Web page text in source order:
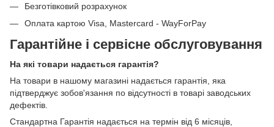
Безготівковий розрахунок
Оплата картою Visa, Mastercard - WayForPay
Гарантійне і сервісне обслуговування
На які товари надається гарантія?
На товари в нашому магазині надається гарантія, яка
підтверджує зобов'язання по відсутності в товарі заводських
дефектів.
Стандартна Гарантія надається на термін від 6 місяців,